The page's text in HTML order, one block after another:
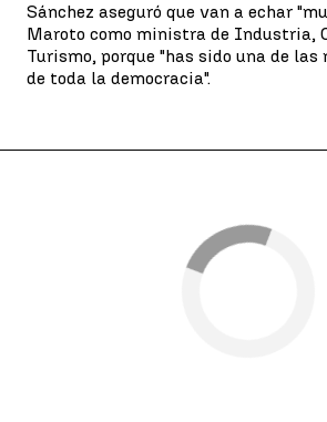
Sánchez aseguró que van a echar
Maroto como ministra de Industria,
Turismo, porque "has sido una de
de toda la democracia".